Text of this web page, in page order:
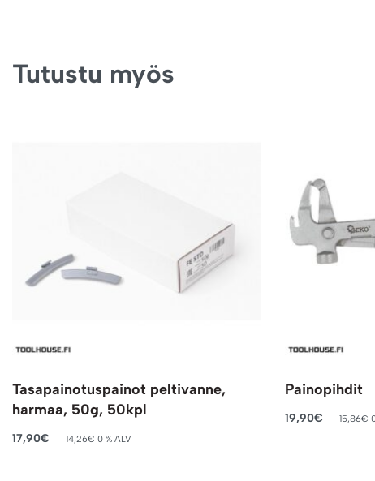
Tutustu myös
Tasapainotuspainot peltivanne,
harmaa, 50g, 50kpl
17,90€ 14,26€ 0 % ALV
Painopihdit
19,90€ 15,86€